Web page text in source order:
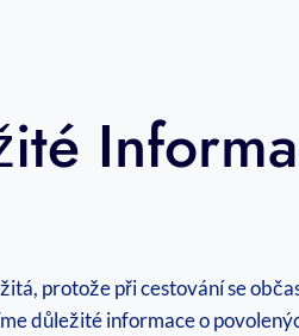
protože při cestování se
důležité informace o